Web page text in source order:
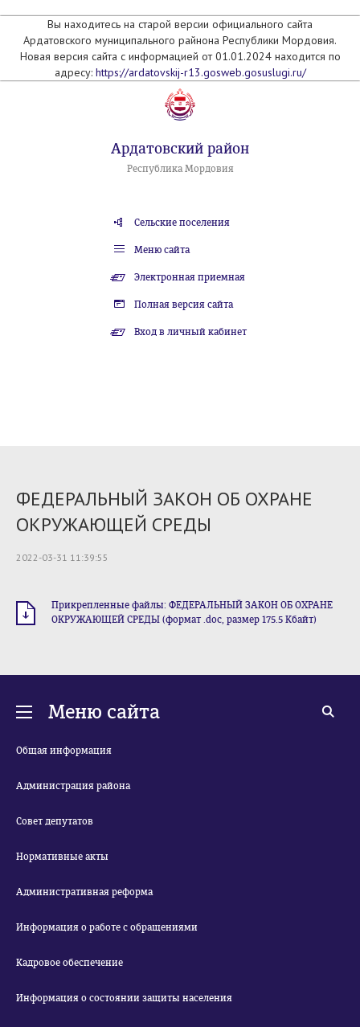
Вы находитесь на старой версии официального сайта
Ардатовского муниципального райнона Республики Мордовия.
Новая версия сайта с информацией от 01.01.2024 находится по
адресу: https://ardatovskij-r13.gosweb.gosuslugi.ru/
Ардатовский район
Республика Мордовия
Сельские поселения
Меню сайта
Электронная приемная
Полная версия сайта
Вход в личный кабинет
ФЕДЕРАЛЬНЫЙ ЗАКОН ОБ ОХРАНЕ
ОКРУЖАЮЩЕЙ СРЕДЫ
2022-03-31 11:39:55
Прикрепленные файлы: ФЕДЕРАЛЬНЫЙ ЗАКОН ОБ ОХРАНЕ
ОКРУЖАЮЩЕЙ СРЕДЫ (формат .doc, размер 175.5 Кбайт)
Меню сайта
Общая информация
Администрация района
Совет депутатов
Нормативные акты
Административная реформа
Информация о работе с обращениями
Кадровое обеспечение
Информация о состоянии защиты населения